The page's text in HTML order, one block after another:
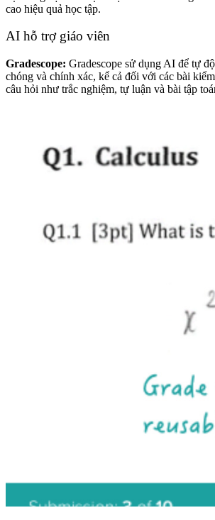
cao hiệu quả học tập.
AI hỗ trợ giáo viên
Gradescope: Gradescope sử dụng AI để tự
chóng và chính xác, kể cả đối với các bài
câu hỏi như trắc nghiệm, tự luận và bài tập